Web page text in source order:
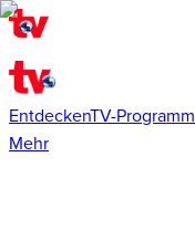
EntdeckenTV-Programm
Mehr